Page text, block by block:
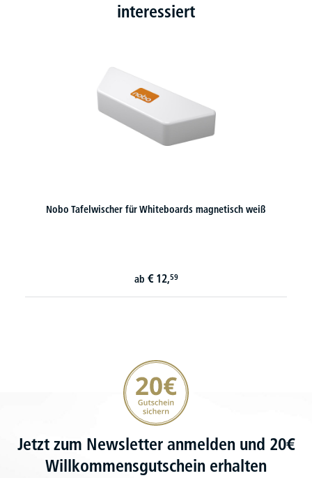
interessiert
Nobo Tafelwischer für Whiteboards magnetisch weiß
ab € 12,59
20€ Gutschein sichern
Jetzt zum Newsletter anmelden und 20€
Willkommensgutschein erhalten